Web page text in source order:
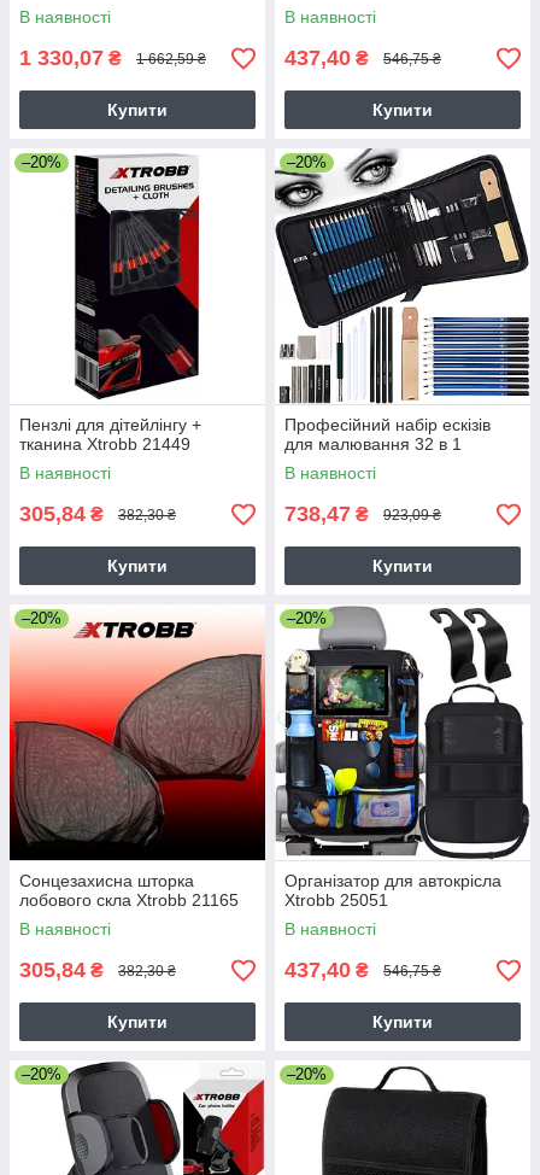
В наявності
1 330,07 ₴ 1 662,59 ₴
Купити
В наявності
437,40 ₴ 546,75 ₴
Купити
–20%
Пензлі для дітейлінгу +
тканина Xtrobb 21449
В наявності
305,84 ₴ 382,30 ₴
Купити
–20%
Професійний набір ескізів
для малювання 32 в 1
В наявності
738,47 ₴ 923,09 ₴
Купити
–20%
Сонцезахисна шторка
лобового скла Xtrobb 21165
В наявності
305,84 ₴ 382,30 ₴
Купити
–20%
Організатор для автокрісла
Xtrobb 25051
В наявності
437,40 ₴ 546,75 ₴
Купити
–20% –20%